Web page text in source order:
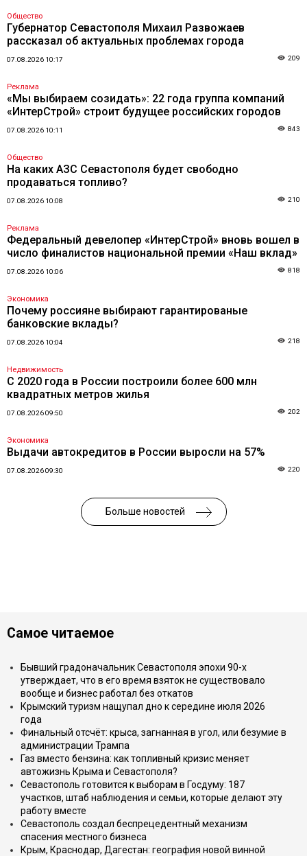
Общество
Губернатор Севастополя Михаил Развожаев
рассказал об актуальных проблемах города
07.08.2026 10:17 209
Реклама
«Мы выбираем созидать»: 22 года группа компаний
«ИнтерСтрой» строит будущее российских городов
07.08.2026 10:11 843
Общество
На каких АЗС Севастополя будет свободно
продаваться топливо?
07.08.2026 10:08 210
Реклама
Федеральный девелопер «ИнтерСтрой» вновь вошел в
число финалистов национальной премии «Наш вклад»
07.08.2026 10:06 818
Экономика
Почему россияне выбирают гарантированые
банковские вклады?
07.08.2026 10:04 218
Недвижимость
С 2020 года в России построили более 600 млн
квадратных метров жилья
07.08.2026 09:50 202
Экономика
Выдачи автокредитов в России выросли на 57%
07.08.2026 09:30 220
Больше новостей
Самое читаемое
Бывший градоначальник Севастополя эпохи 90-х
утверждает, что в его время взяток не существовало
вообще и бизнес работал без откатов
Крымский туризм нащупал дно к середине июля 2026
года
Финальный отсчёт: крыса, загнанная в угол, или безумие в
администрации Трампа
Газ вместо бензина: как топливный кризис меняет
автожизнь Крыма и Севастополя?
Севастополь готовится к выборам в Госдуму: 187
участков, штаб наблюдения и семьи, которые делают эту
работу вместе
Севастополь создал беспрецедентный механизм
спасения местного бизнеса
Крым, Краснодар, Дагестан: география новой винной